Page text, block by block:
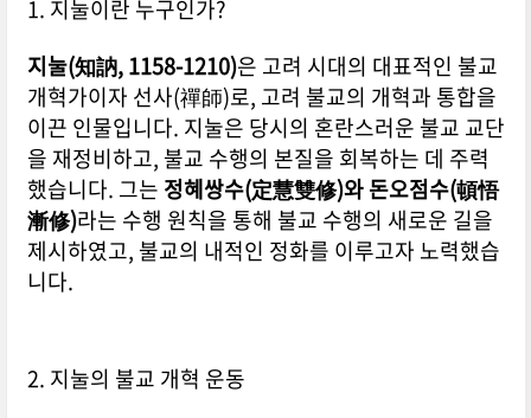
1. 지눌이란 누구인가?
지눌(知訥, 1158-1210)은 고려 시대의 대표적인 불교
개혁가이자 선사(禪師)로, 고려 불교의 개혁과 통합을
이끈 인물입니다. 지눌은 당시의 혼란스러운 불교 교단
을 재정비하고, 불교 수행의 본질을 회복하는 데 주력
했습니다. 그는 정혜쌍수(定慧雙修)와 돈오점수(頓悟
漸修)라는 수행 원칙을 통해 불교 수행의 새로운 길을
제시하였고, 불교의 내적인 정화를 이루고자 노력했습
니다.
2. 지눌의 불교 개혁 운동